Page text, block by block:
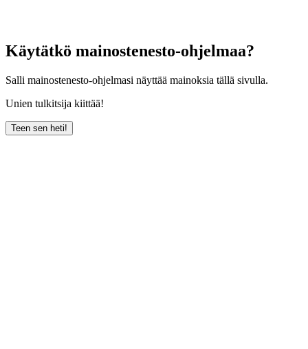
Käytätkö mainostenesto-ohjelmaa?
Salli mainostenesto-ohjelmasi näyttää mainoksia tällä sivulla.
Unien tulkitsija kiittää!
Teen sen heti!